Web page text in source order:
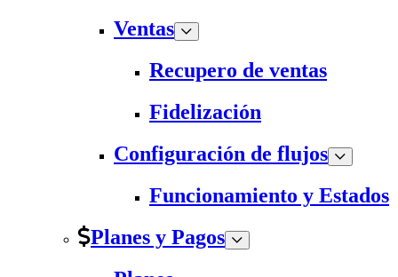
Ventas
Recupero de ventas
Fidelización
Configuración de flujos
Funcionamiento y Estados
Planes y Pagos